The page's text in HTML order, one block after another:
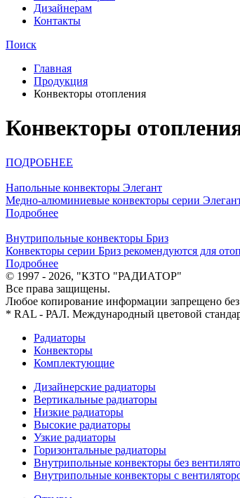
Дизайнерам
Контакты
Поиск
Главная
Продукция
Конвекторы отопления
Конвекторы
ПОДРОБНЕЕ
Напольные конвекторы Элегант
Медно-алюминиевые конвекторы серии
Подробнее
Внутрипольные конвекторы Бриз
Конвекторы серии Бриз рекомендуются для
Подробнее
© 1997 - 2026, "КЗТО "РАДИАТОР"
Все права защищены.
Любое копирование информации запрещено
* RAL - РАЛ. Международный цветовой
Радиаторы
Конвекторы
Комплектующие
Дизайнерские радиаторы
Вертикальные радиаторы
Низкие радиаторы
Высокие радиаторы
Узкие радиаторы
Горизонтальные радиаторы
Внутрипольные конвекторы без
Внутрипольные конвекторы с